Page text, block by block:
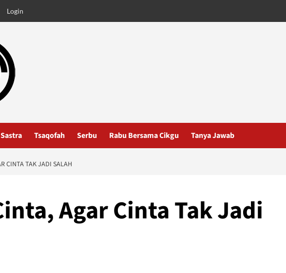
Login
Sastra Tsaqofah Serbu Rabu Bersama Cikgu Tanya Jawab
CINTA TAK JADI SALAH
Agar Cinta Tak Jadi